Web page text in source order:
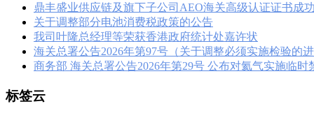
鼎丰盛业供应链及旗下子公司AEO海关高级认证证书成
关于调整部分电池消费税政策的公告
我司叶隆总经理等荣获香港政府统计处嘉许状
海关总署公告2026年第97号（关于调整必须实施检验的
商务部 海关总署公告2026年第29号 公布对氦气实施临时
标签云